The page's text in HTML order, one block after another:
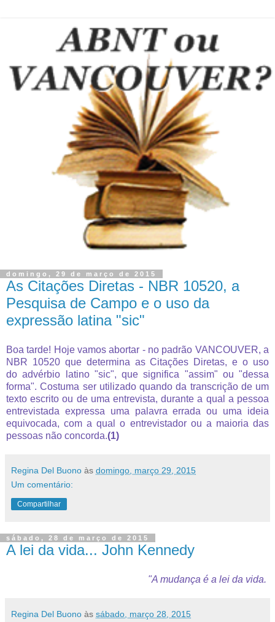
domingo, 29 de março de 2015
As Citações Diretas - NBR 10520, a
Pesquisa de Campo e o uso da
expressão latina "sic"
Boa tarde! Hoje vamos abortar - no padrão VANCOUVER, a
NBR 10520 que determina as Citações Diretas, e o uso
do advérbio latino "sic", que significa "assim" ou "dessa
forma". Costuma ser utilizado quando da transcrição de um
texto escrito ou de uma entrevista, durante a qual a pessoa
entrevistada expressa uma palavra errada ou uma ideia
equivocada, com a qual o entrevistador ou a maioria das
pessoas não concorda.(1)
Regina Del Buono às domingo, março 29, 2015
Um comentário:
Compartilhar
sábado, 28 de março de 2015
A lei da vida... John Kennedy
"A mudança é a lei da vida.
Regina Del Buono às sábado, março 28, 2015